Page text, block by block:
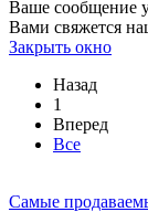
Ваше сообщение
Вами свяжется
Закрыть окно
Назад
1
Вперед
Все
Самые